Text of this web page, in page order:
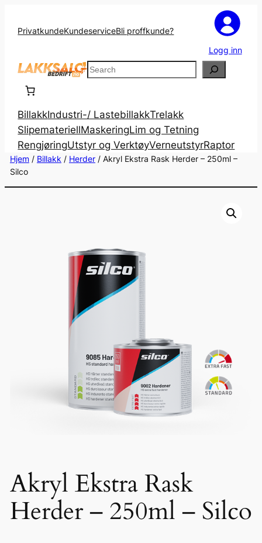
PrivatkundeKundeserviceBli proffkunde?
Logg inn
Search
BillakkIndustri-/ LastebillakkTrelakk
SlipemateriellMaskeringLim og Tetning
RengjøringUtstyr og VerktøyVerneutstyrRaptor
Hjem/ Billakk / Herder/ Akryl Ekstra Rask Herder – 250ml –
Silco
Akryl Ekstra Rask
Herder – 250ml – Silco